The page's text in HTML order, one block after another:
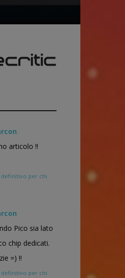
articolo !!
definitivo per chi
Pico sia lato
chip dedicati.
=) !!
definitivo per chi